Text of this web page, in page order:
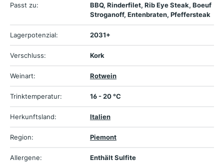
Passt zu:
BBQ, Rinderfilet, Rib Eye Steak, Boeuf
Stroganoff, Entenbraten, Pfeffersteak
Lagerpotenzial: 2031+
Verschluss: Kork
Weinart: Rotwein
Trinktemperatur: 16 - 20 °C
Herkunftsland: Italien
Region: Piemont
Allergene: Enthält Sulfite